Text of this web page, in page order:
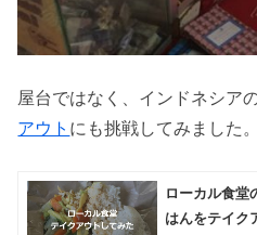
屋台ではなく、インドネシア
アウト にも挑戦してみました。
ローカル食堂
はんをテイク